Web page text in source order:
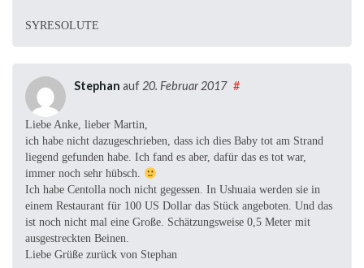
SYRESOLUTE
Stephan auf 20. Februar 2017 #
Liebe Anke, lieber Martin,
ich habe nicht dazugeschrieben, dass ich dies Baby tot am Strand
liegend gefunden habe. Ich fand es aber, dafür das es tot war,
immer noch sehr hübsch.
Ich habe Centolla noch nicht gegessen. In Ushuaia werden sie in
einem Restaurant für 100 US Dollar das Stück angeboten. Und das
ist noch nicht mal eine Große. Schätzungsweise 0,5 Meter mit
ausgestreckten Beinen.
Liebe Grüße zurück von Stephan